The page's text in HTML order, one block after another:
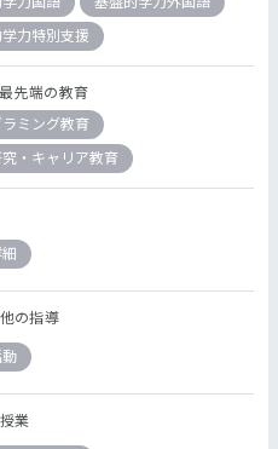
力特別支援
先端の教育
ミング教育
究・キャリア教育
の指導
業